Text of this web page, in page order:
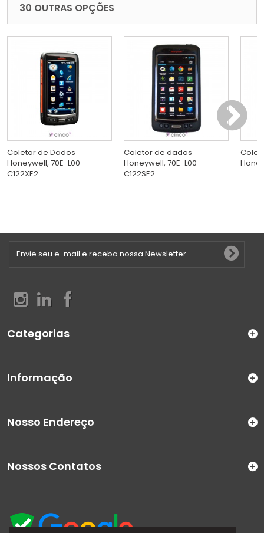
30 OUTRAS OPÇÕES
Coletor de Dados
Honeywell, 70E-L00-
C122XE2
Coletor de dados
Honeywell, 70E-L00-
C122SE2
Categorias
Informação
Nosso Endereço
Nossos Contatos